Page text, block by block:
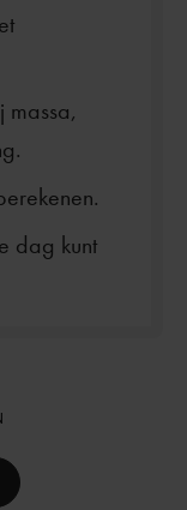
massa,
dag kunt